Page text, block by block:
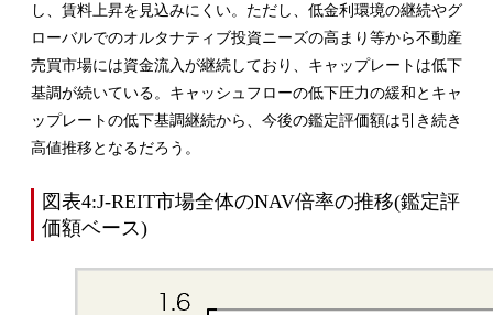
し、賃料上昇を見込みにくい。ただし、低金利環境の継続やグ
ローバルでのオルタナティブ投資ニーズの高まり等から不動産
売買市場には資金流入が継続しており、キャップレートは低下
基調が続いている。キャッシュフローの低下圧力の緩和とキャ
ップレートの低下基調継続から、今後の鑑定評価額は引き続き
高値推移となるだろう。
図表4:J-REIT市場全体のNAV倍率の推移(鑑定評
価額ベース)